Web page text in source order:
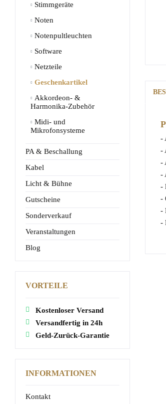
Stimmgeräte
Noten
Notenpultleuchten
Software
Netzteile
Geschenkartikel
Akkordeon- &
Harmonika-Zubehör
Midi- und
Mikrofonsysteme
PA & Beschallung
Kabel
Licht & Bühne
Gutscheine
Sonderverkauf
Veranstaltungen
Blog
VORTEILE
Kostenloser Versand
Versandfertig in 24h
Geld-Zurück-Garantie
INFORMATIONEN
Kontakt
-
-
-
-
-
-
-
-